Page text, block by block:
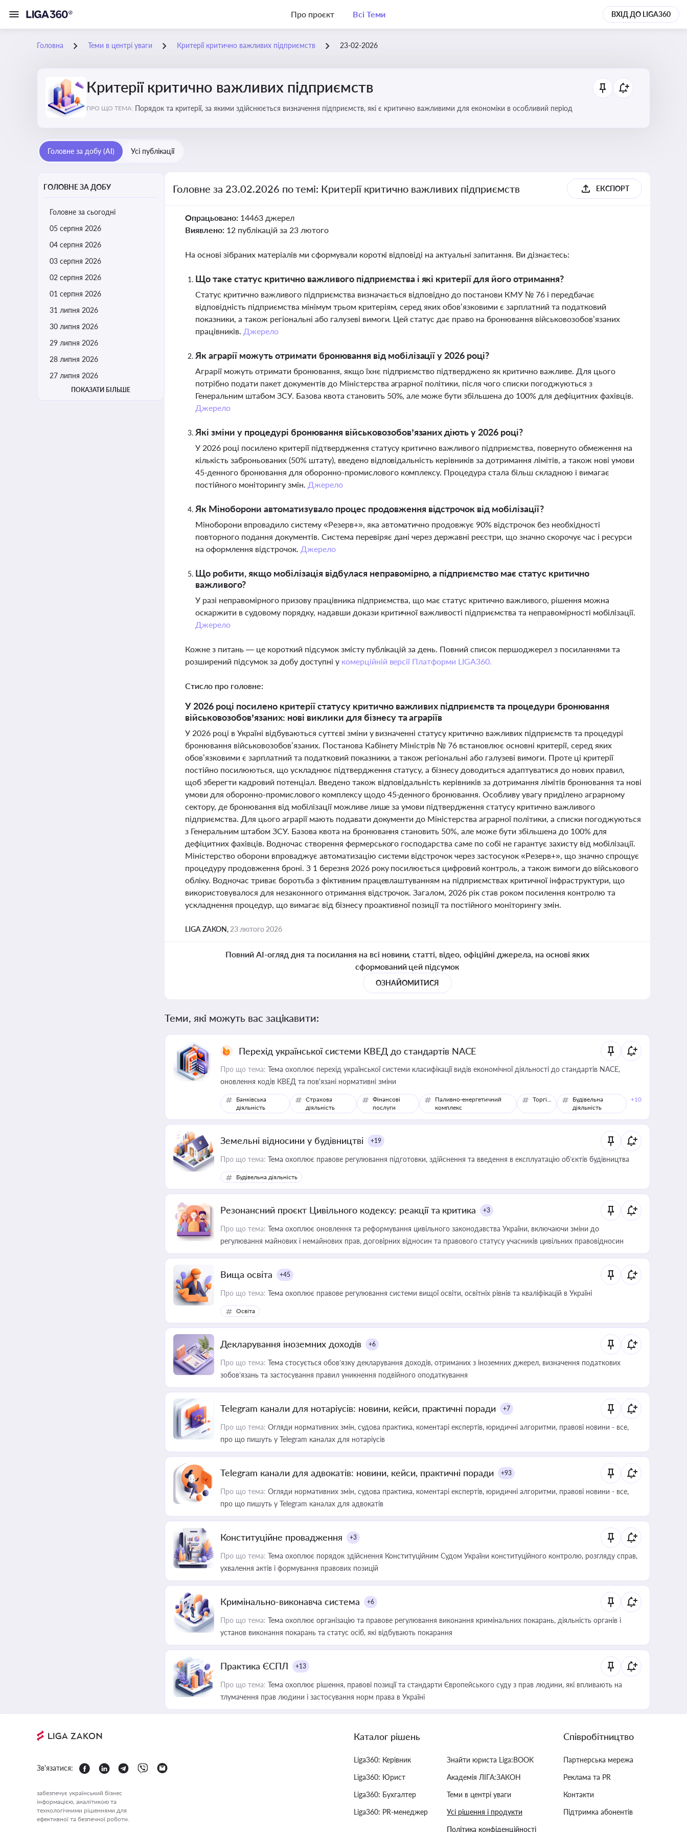
Про проєкт Всі Теми ВХІД ДО LIGA360
Головна Теми в центрі уваги Критерії критично важливих підприємств 23-02-2026
Критерії критично важливих підприємств
ПРО ЩО ТЕМА: Порядок та критерії, за якими здійснюється визначення підприємств, які є критично важливими для економіки в особливий період
Головне за добу (AI) Усі публікації
ГОЛОВНЕ ЗА ДОБУ
Головне за сьогодні
05 серпня 2026
04 серпня 2026
03 серпня 2026
02 серпня 2026
01 серпня 2026
31 липня 2026
30 липня 2026
29 липня 2026
28 липня 2026
27 липня 2026
ПОКАЗАТИ БІЛЬШЕ
Головне за 23.02.2026 по темі: Критерії критично важливих підприємств ЕКСПОРТ
Опрацьовано: 14463 джерел
Виявлено: 12 публікацій за 23 лютого
На основі зібраних матеріалів ми сформували короткі відповіді на актуальні запитання. Ви дізнаєтесь:
Що таке статус критично важливого підприємства і які критерії для його отримання?
Статус критично важливого підприємства визначається відповідно до постанови КМУ № 76 і передбачає
відповідність підприємства мінімум трьом критеріям, серед яких обов’язковими є зарплатний та податковий
показники, а також регіональні або галузеві вимоги. Цей статус дає право на бронювання військовозобов’язаних
працівників. Джерело
Як аграрії можуть отримати бронювання від мобілізації у 2026 році?
Аграрії можуть отримати бронювання, якщо їхнє підприємство підтверджено як критично важливе. Для цього
потрібно подати пакет документів до Міністерства аграрної політики, після чого списки погоджуються з
Генеральним штабом ЗСУ. Базова квота становить 50%, але може бути збільшена до 100% для дефіцитних фахівців.
Джерело
Які зміни у процедурі бронювання військовозобов’язаних діють у 2026 році?
У 2026 році посилено критерії підтвердження статусу критично важливого підприємства, повернуто обмеження на
кількість заброньованих (50% штату), введено відповідальність керівників за дотримання лімітів, а також нові умови
45-денного бронювання для оборонно-промислового комплексу. Процедура стала більш складною і вимагає
постійного моніторингу змін. Джерело
Як Міноборони автоматизувало процес продовження відстрочок від мобілізації?
Міноборони впровадило систему «Резерв+», яка автоматично продовжує 90% відстрочок без необхідності
повторного подання документів. Система перевіряє дані через державні реєстри, що значно скорочує час і ресурси
на оформлення відстрочок. Джерело
Що робити, якщо мобілізація відбулася неправомірно, а підприємство має статус критично
важливого?
У разі неправомірного призову працівника підприємства, що має статус критично важливого, рішення можна
оскаржити в судовому порядку, надавши докази критичної важливості підприємства та неправомірності мобілізації.
Джерело
Кожне з питань — це короткий підсумок змісту публікацій за день. Повний список першоджерел з посиланнями та
розширений підсумок за добу доступні у комерційній версії Платформи LIGA360.
Стисло про головне:
У 2026 році посилено критерії статусу критично важливих підприємств та процедури бронювання
військовозобов’язаних: нові виклики для бізнесу та аграріїв
У 2026 році в Україні відбуваються суттєві зміни у визначенні статусу критично важливих підприємств та процедурі
бронювання військовозобов’язаних. Постанова Кабінету Міністрів № 76 встановлює основні критерії, серед яких
обов’язковими є зарплатний та податковий показники, а також регіональні або галузеві вимоги. Проте ці критерії
постійно посилюються, що ускладнює підтвердження статусу, а бізнесу доводиться адаптуватися до нових правил,
щоб зберегти кадровий потенціал. Введено також відповідальність керівників за дотримання лімітів бронювання та нові
умови для оборонно-промислового комплексу щодо 45-денного бронювання. Особливу увагу приділено аграрному
сектору, де бронювання від мобілізації можливе лише за умови підтвердження статусу критично важливого
підприємства. Для цього аграрії мають подавати документи до Міністерства аграрної політики, а списки погоджуються
з Генеральним штабом ЗСУ. Базова квота на бронювання становить 50%, але може бути збільшена до 100% для
дефіцитних фахівців. Водночас створення фермерського господарства саме по собі не гарантує захисту від мобілізації.
Міністерство оборони впроваджує автоматизацію системи відстрочок через застосунок «Резерв+», що значно спрощує
процедуру продовження броні. З 1 березня 2026 року посилюється цифровий контроль, а також вимоги до військового
обліку. Водночас триває боротьба з фіктивним працевлаштуванням на підприємствах критичної інфраструктури, що
використовувалося для незаконного отримання відстрочок. Загалом, 2026 рік став роком посилення контролю та
ускладнення процедур, що вимагає від бізнесу проактивної позиції та постійного моніторингу змін.
LIGA ZAKON, 23 лютого 2026
Повний AI-огляд дня та посилання на всі новини, статті, відео, офіційні джерела, на основі яких
сформований цей підсумок
ОЗНАЙОМИТИСЯ
Теми, які можуть вас зацікавити:
Перехід української системи КВЕД до стандартів NACE
Про що тема: Тема охоплює перехід української системи класифікації видів економічної діяльності до стандартів NACE,
оновлення кодів КВЕД та пов'язані нормативні зміни
Банківська
діяльність
Страхова
діяльність
Фінансові
послуги
Паливно-енергетичний
комплекс
Торгівля
Будівельна
діяльність
+10
Земельні відносини у будівництві +19
Про що тема: Тема охоплює правове регулювання підготовки, здійснення та введення в експлуатацію об’єктів будівництва
Будівельна діяльність
Резонансний проєкт Цивільного кодексу: реакції та критика +3
Про що тема: Тема охоплює оновлення та реформування цивільного законодавства України, включаючи зміни до
регулювання майнових і немайнових прав, договірних відносин та правового статусу учасників цивільних правовідносин
Вища освіта +45
Про що тема: Тема охоплює правове регулювання системи вищої освіти, освітніх рівнів та кваліфікацій в Україні
Освіта
Декларування іноземних доходів +6
Про що тема: Тема стосується обов’язку декларування доходів, отриманих з іноземних джерел, визначення податкових
зобов’язань та застосування правил уникнення подвійного оподаткування
Telegram канали для нотаріусів: новини, кейси, практичні поради +7
Про що тема: Огляди нормативних змін, судова практика, коментарі експертів, юридичні алгоритми, правові новини - все,
про що пишуть у Telegram каналах для нотаріусів
Telegram канали для адвокатів: новини, кейси, практичні поради +93
Про що тема: Огляди нормативних змін, судова практика, коментарі експертів, юридичні алгоритми, правові новини - все,
про що пишуть у Telegram каналах для адвокатів
Конституційне провадження +3
Про що тема: Тема охоплює порядок здійснення Конституційним Судом України конституційного контролю, розгляду справ,
ухвалення актів і формування правових позицій
Кримінально-виконавча система +6
Про що тема: Тема охоплює організацію та правове регулювання виконання кримінальних покарань, діяльність органів і
установ виконання покарань та статус осіб, які відбувають покарання
Практика ЄСПЛ +13
Про що тема: Тема охоплює рішення, правові позиції та стандарти Європейського суду з прав людини, які впливають на
тлумачення прав людини і застосування норм права в Україні
Зв'язатися:
забезпечує український бізнес
інформацією, аналітикою та
технологічними рішеннями для
ефективної та безпечної роботи.
Каталог рішень
Liga360: Керівник
Liga360: Юрист
Liga360: Бухгалтер
Liga360: PR-менеджер
Знайти юриста Liga:BOOK
Академія ЛІГА:ЗАКОН
Теми в центрі уваги
Усі рішення і продукти
Політика конфіденційності
Співробітництво
Партнерська мережа
Реклама та PR
Контакти
Підтримка абонентів